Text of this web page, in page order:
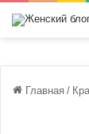
Главная /